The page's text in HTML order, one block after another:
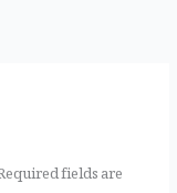
fields are